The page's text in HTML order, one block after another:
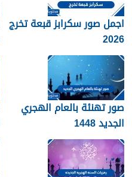
اجمل صور سكرابز قبعة تخرج
2026
صور تهنئة بالعام الهجري
الجديد 1448